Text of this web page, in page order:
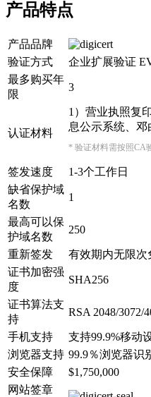
产品特点
产品品牌
验证方式
企业扩展验证
最多购买年
限
3
认证材料
1）营业执照复
息公示系统、
* 验证材料需按照CA
签发速度
1-3个工作日
缺省保护域
名数
1
最高可以保
护域名数
250
重新签发
有效期内无限次
证书加密强
度
SHA256
证书算法支
持
RSA 2048/3072/
手机支持
支持99.9%移动
浏览器支持 99.9％浏览器识
安全保障
$1,750,000
网站签章